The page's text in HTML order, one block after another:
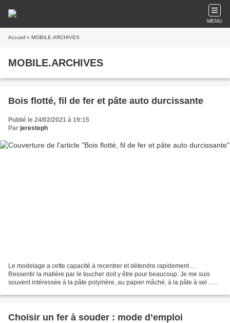
MENU
Accueil » MOBILE.ARCHIVES
MOBILE.ARCHIVES
Bois flotté, fil de fer et pâte auto durcissante
Publié le 24/02/2021 à 19:15
Par jeresteph
Le modelage a cette capacité à recentrer et détendre rapidement …
Ressentir la matière par le toucher doit y être pour beaucoup. Je me suis
souvent intéressée à la pâte polymère, au papier mâché, à la pâte à sel ...
Choisir un fer à souder : mode d’emploi